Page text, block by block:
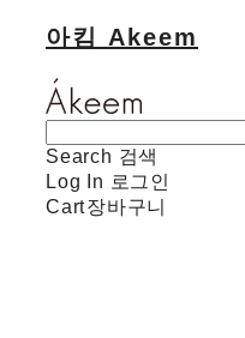
아킴 Akeem
Search 검색
Log In 로그인
Cart장바구니